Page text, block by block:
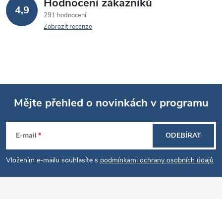
4,9 Hodnocení zákazníků
291 hodnocení
Zobrazit recenze
Z
á
p
Mějte přehled o novinkách v programu
E-mail
Vložením e-mailu souhlasíte s podmínkami ochrany osobních údajů
ODEBÍRAT